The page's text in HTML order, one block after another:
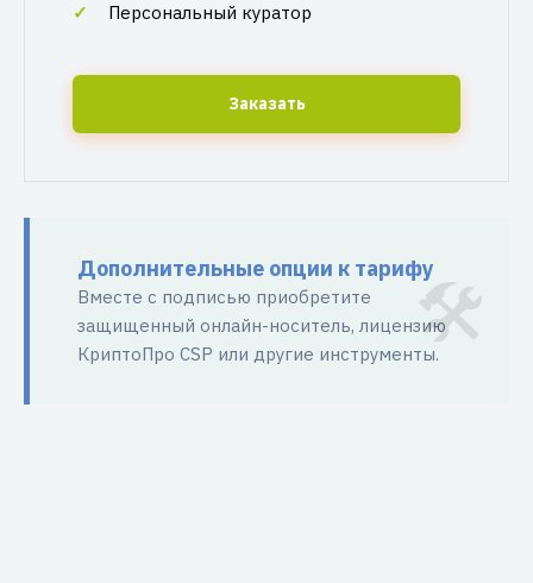
Персональный куратор
Заказать
Дополнительные опции к тарифу
Вместе с подписью приобретите
защищенный онлайн-носитель, лицензию
КриптоПро CSP или другие инструменты.